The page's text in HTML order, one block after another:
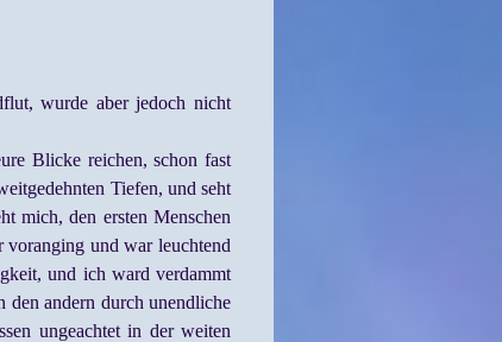
wurde aber jedoch nicht
Blicke reichen, schon fast
Tiefen, und seht
mich, den ersten Menschen
voranging und war leuchtend
und ich ward verdammt
andern durch unendliche
ungeachtet in der weiten